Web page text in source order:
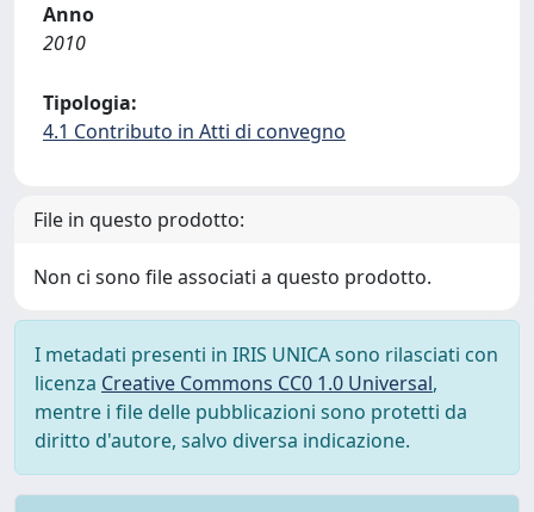
Anno
2010
Tipologia:
4.1 Contributo in Atti di convegno
File in questo prodotto:
Non ci sono file associati a questo prodotto.
I metadati presenti in IRIS UNICA sono rilasciati con
licenza Creative Commons CC0 1.0 Universal,
mentre i file delle pubblicazioni sono protetti da
diritto d'autore, salvo diversa indicazione.